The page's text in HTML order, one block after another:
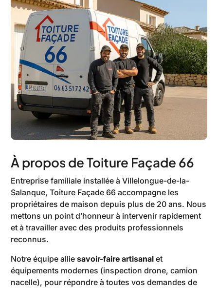
À propos de Toiture Façade 66
Entreprise familiale installée à Villelongue-de-la-
Salanque, Toiture Façade 66 accompagne les
propriétaires de maison depuis plus de 20 ans. Nous
mettons un point d’honneur à intervenir rapidement
et à travailler avec des produits professionnels
reconnus.
Notre équipe alliesavoir-faire artisanal et
équipements modernes (inspection drone, camion
nacelle), pour répondre à toutes vos demandes de